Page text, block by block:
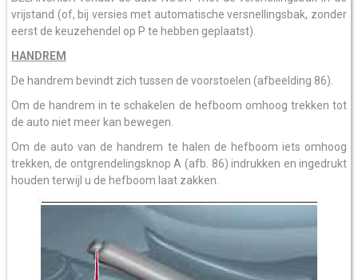
vrijstand (of, bij versies met automatische versnellingsbak, zonder
eerst de keuzehendel op P te hebben geplaatst).
HANDREM
De handrem bevindt zich tussen de voorstoelen (afbeelding 86).
Om de handrem in te schakelen de hefboom omhoog trekken tot
de auto niet meer kan bewegen.
Om de auto van de handrem te halen de hefboom iets omhoog
trekken, de ontgrendelingsknop A (afb. 86) indrukken en ingedrukt
houden terwijl u de hefboom laat zakken.